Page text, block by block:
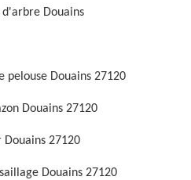
Douains
pelouse Douains 27120
Douains 27120
27120
Douains 27120